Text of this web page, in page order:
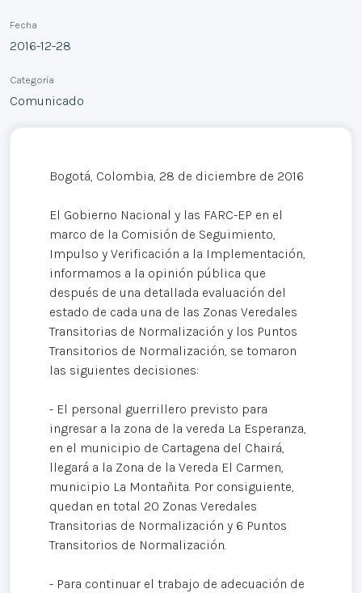
Fecha
2016-12-28
Categoría
Comunicado
Bogotá, Colombia, 28 de diciembre de 2016
El Gobierno Nacional y las FARC-EP en el
marco de la Comisión de Seguimiento,
Impulso y Verificación a la Implementación,
informamos a la opinión pública que
después de una detallada evaluación del
estado de cada una de las Zonas Veredales
Transitorias de Normalización y los Puntos
Transitorios de Normalización, se tomaron
las siguientes decisiones:
- El personal guerrillero previsto para
ingresar a la zona de la vereda La Esperanza,
en el municipio de Cartagena del Chairá,
llegará a la Zona de la Vereda El Carmen,
municipio La Montañita. Por consiguiente,
quedan en total 20 Zonas Veredales
Transitorias de Normalización y 6 Puntos
Transitorios de Normalización.
- Para continuar el trabajo de adecuación de